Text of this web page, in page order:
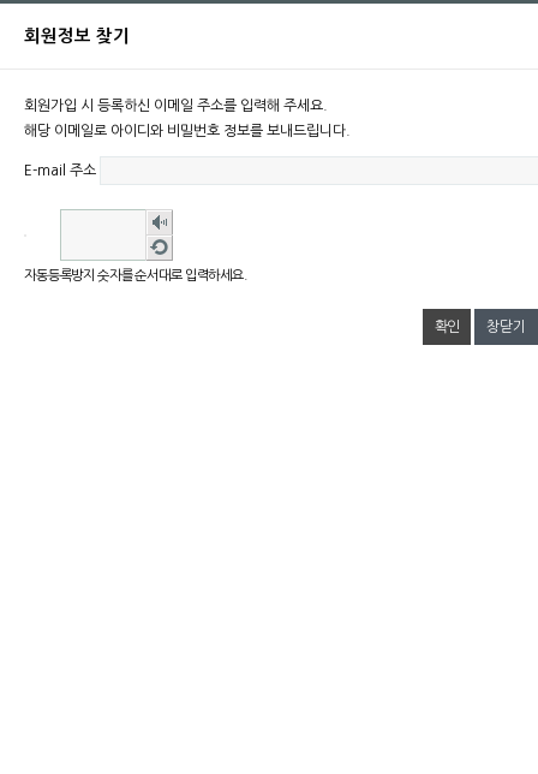
회원정보 찾기
회원가입 시 등록하신 이메일 주소를 입력해 주세요.
해당 이메일로 아이디와 비밀번호 정보를 보내드립니다.
E-mail 주소
숫자
음성
듣기
새로
고침
자동등록방지 숫자를 순서대로 입력하세요.
창닫기